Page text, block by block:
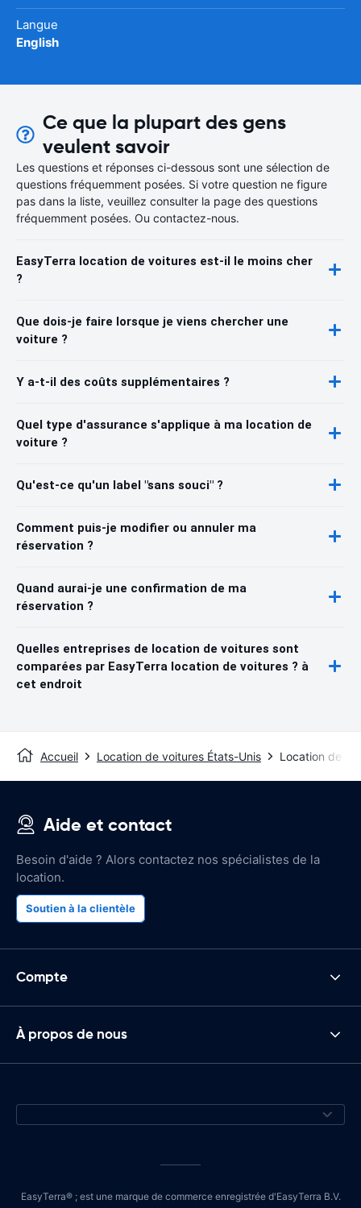
Langue
English
Ce que la plupart des gens
veulent savoir
Les questions et réponses ci-dessous sont une sélection de
questions fréquemment posées. Si votre question ne figure
pas dans la liste, veuillez consulter la page des questions
fréquemment posées. Ou contactez-nous.
EasyTerra location de voitures est-il le moins cher
?
Que dois-je faire lorsque je viens chercher une
voiture ?
Y a-t-il des coûts supplémentaires ?
Quel type d'assurance s'applique à ma location de
voiture ?
Qu'est-ce qu'un label "sans souci" ?
Comment puis-je modifier ou annuler ma
réservation ?
Quand aurai-je une confirmation de ma
réservation ?
Quelles entreprises de location de voitures sont
comparées par EasyTerra location de voitures ? à
cet endroit
Accueil Location de voitures États-Unis Location de
Aide et contact
Besoin d'aide ? Alors contactez nos spécialistes de la
location.
Soutien à la clientèle
Compte
À propos de nous
EasyTerra® ; est une marque de commerce enregistrée d'EasyTerra B.V.